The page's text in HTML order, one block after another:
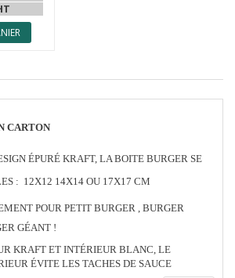
CARTON
ÉPURÉ KRAFT, LA BOITE BURGER SE
: 12X12 14X14 OU 17X17 CM
POUR PETIT BURGER , BURGER
GÉANT !
KRAFT ET INTÉRIEUR BLANC, LE
ÉVITE LES TACHES DE SAUCE